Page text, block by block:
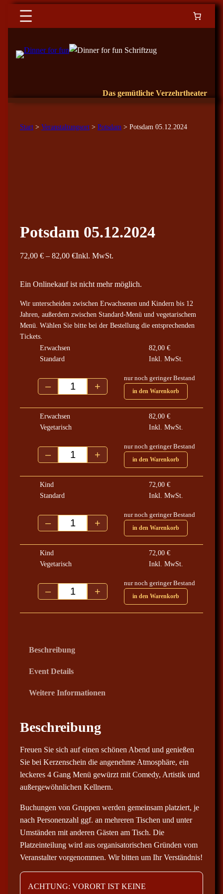
Das gemütliche Verzehrtheater
Start > Veranstaltungsort > Potsdam > Potsdam 05.12.2024
Potsdam 05.12.2024
72,00 € – 82,00 €P
e
s
s
p
e
:
s
8
2
Inkl. MwSt.
Ein Onlinekauf ist nicht mehr möglich.
Wir unterscheiden zwischen Erwachsenen und Kindern bis 12
Jahren, außerdem zwischen Standard-Menü und vegetarischem
Menü. Wählen Sie bitte bei der Bestellung die entsprechenden
Tickets.
Erwachsen
Standard
82,00 €
Inkl. MwSt.
Potsdam 05.12.2024 Menge
– +
nur noch geringer Bestand
in den Warenkorb
Erwachsen
Vegetarisch
82,00 €
Inkl. MwSt.
Potsdam 05.12.2024 Menge
– +
nur noch geringer Bestand
in den Warenkorb
Kind
Standard
72,00 €
Inkl. MwSt.
Potsdam 05.12.2024 Menge
– +
nur noch geringer Bestand
in den Warenkorb
Kind
Vegetarisch
72,00 €
Inkl. MwSt.
Potsdam 05.12.2024 Menge
– +
nur noch geringer Bestand
in den Warenkorb
Beschreibung
Event Details
Weitere Informationen
Beschreibung
Freuen Sie sich auf einen schönen Abend und genießen
Sie bei Kerzenschein die angenehme Atmosphäre, ein
leckeres 4 Gang Menü gewürzt mit Comedy, Artistik und
außergewöhnlichen Kellnern.
Buchungen von Gruppen werden gemeinsam platziert, je
nach Personenzahl ggf. an mehreren Tischen und unter
Umständen mit anderen Gästen am Tisch. Die
Platzeinteilung wird aus organisatorischen Gründen vom
Veranstalter vorgenommen. Wir bitten um Ihr Verständnis!
ACHTUNG: VORORT IST KEINE